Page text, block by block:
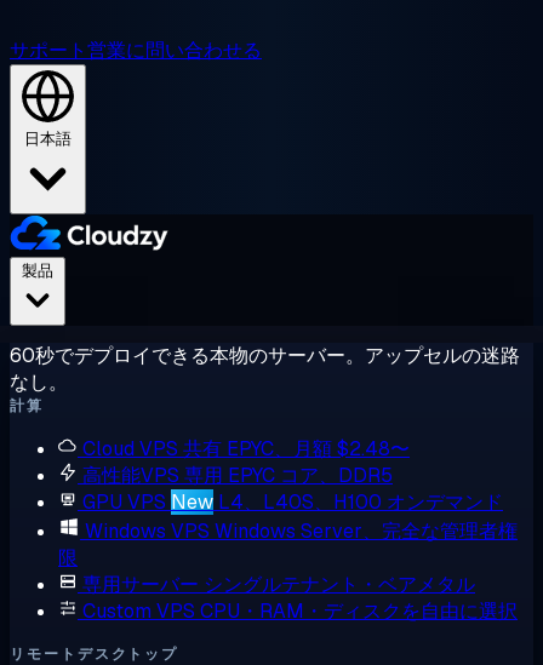
サポート営業に問い合わせる
日本語
60秒でデプロイできる本物のサーバー。アップセルの迷路
なし。
計算
Cloud VPS 共有 EPYC、月額 $2.48〜
高性能VPS 専用 EPYC コア、DDR5
GPU VPS New L4、L40S、H100 オンデマンド
Windows VPS Windows Server、完全な管理者権
限
専用サーバー シングルテナント・ベアメタル
Custom VPS CPU・RAM・ディスクを自由に選択
リモートデスクトップ